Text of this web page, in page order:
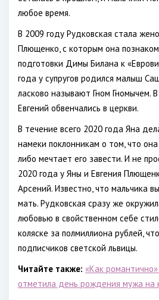
любое время.
В 2009 году Рудковская стала
Плющенко, с которым она
подготовки Димы Билана к
года у супругов родился малыш
ласково называют Гном Гномычем.
Евгений обвенчались в церкви.
В течение всего 2020 года Яна
намеки поклонникам о том, что
либо мечтает его завести. И не
2020 года у Яны и Евгения
Арсений. Известно, что мальчика
мать. Рудковская сразу же
любовью в свойственном себе
коляске за полмиллиона рублей,
подписчиков светской львицы.
Читайте также: «Как
отметила день рождения мужа на